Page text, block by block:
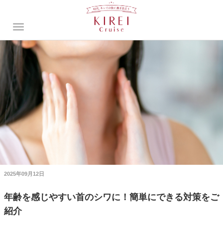
2025年09月12日
年齢を感じやすい首のシワに！簡単にできる対策をご
紹介